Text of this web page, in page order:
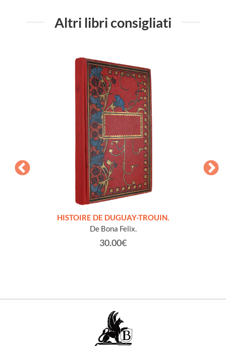
Altri libri consigliati
HISTOIRE DE DUGUAY-TROUIN.
De Bona Felix.
30.00€